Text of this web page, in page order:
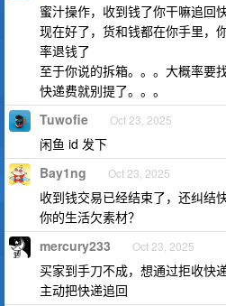
蜜汁操作，收到钱了你干嘛追回快
现在好了，货和钱都在你手里，
率退钱了
至于你说的拆箱。。。大概率要
快递费就别提了。。。
Tuwofie Oct 23, 2025
闲鱼 id 发下
Bay1ng Oct 23, 2025
收到钱交易已经结束了，还纠结
你的生活欠素材？
mercury233 Oct 23, 2025
买家到手刀不成，想通过拒收快
主动把快递追回